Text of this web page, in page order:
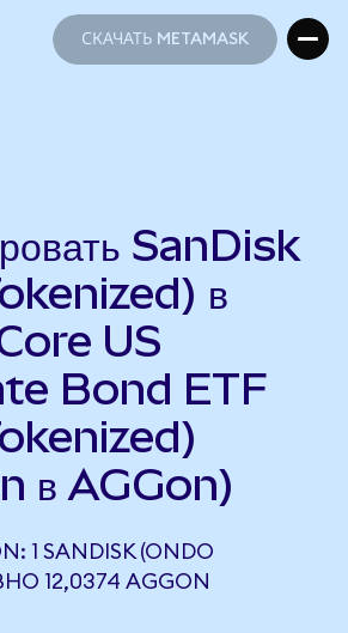
СКАЧАТЬ METAMASK
SanDisk
в
US
Bond ETF
в AGGon)
1 SANDISK (ONDO
12,0374 AGGON